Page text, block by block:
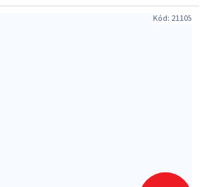
Kód: 21105